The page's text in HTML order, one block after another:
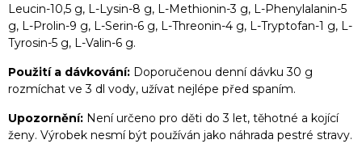
Leucin-10,5 g, L-Lysin-8 g, L-Methionin-3 g, L-Phenylalanin-5
g, L-Prolin-9 g, L-Serin-6 g, L-Threonin-4 g, L-Tryptofan-1 g, L-
Tyrosin-5 g, L-Valin-6 g.
Použití a dávkování: Doporučenou denní dávku 30 g
rozmíchat ve 3 dl vody, užívat nejlépe před spaním.
Upozornění: Není určeno pro děti do 3 let, těhotné a kojící
ženy. Výrobek nesmí být používán jako náhrada pestré stravy.